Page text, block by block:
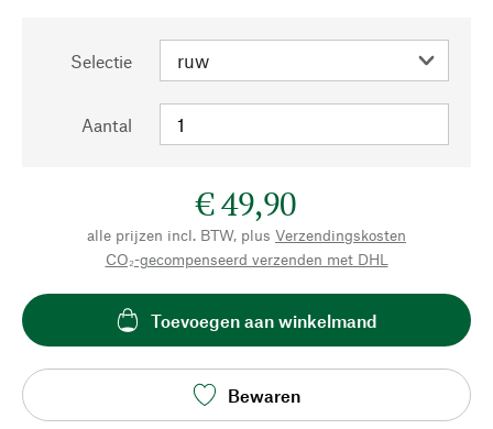
Selectie
Aantal
€ 49,90
alle prijzen incl. BTW, plus Verzendingskosten
CO₂-gecompenseerd verzenden met DHL
Toevoegen aan winkelmand
Bewaren